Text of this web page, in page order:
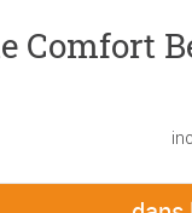
Comfort